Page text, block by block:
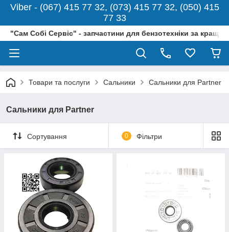
Viber - (067) 415 77 32, (073) 415 77 32, (050) 415
77 33
"Сам Собі Сервіс" - запчастини для бензотехніки за
Товари та послуги Сальники Сальники для Partner
Сальники для Partner
Сортування 0 Фільтри